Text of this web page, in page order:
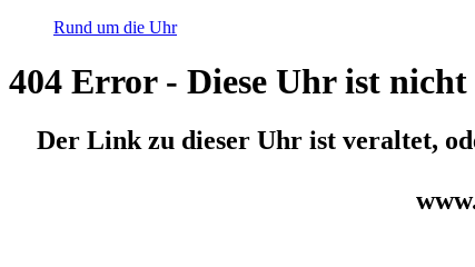
Rund um die Uhr
404 Error - Diese Uhr ist
Der Link zu dieser Uhr ist veraltet,